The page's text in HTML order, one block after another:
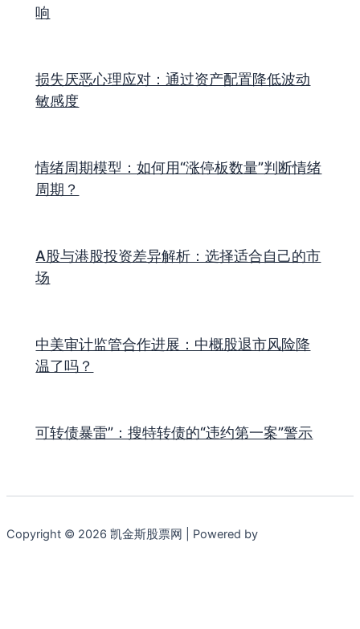
响
损失厌恶心理应对：通过资产配置降低波动
敏感度
情绪周期模型：如何用“涨停板数量”判断情绪
周期？
A股与港股投资差异解析：选择适合自己的市
场
中美审计监管合作进展：中概股退市风险降
温了吗？
可转债暴雷”：搜特转债的“违约第一案”警示
Copyright © 2026 凯金斯股票网 | Powered by